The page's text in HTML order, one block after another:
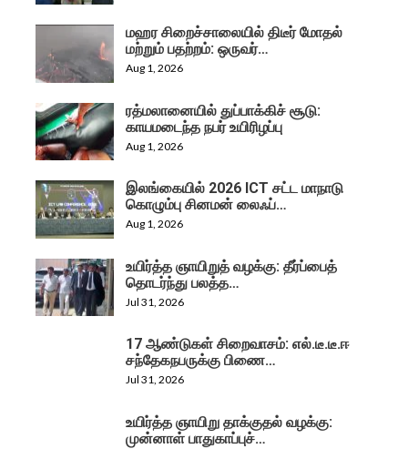
மஹர சிறைச்சாலையில் திடீர் மோதல்
மற்றும் பதற்றம்: ஒருவர்…
Aug 1, 2026
ரத்மலானையில் துப்பாக்கிச் சூடு:
காயமடைந்த நபர் உயிரிழப்பு
Aug 1, 2026
இலங்கையில் 2026 ICT சட்ட மாநாடு
கொழும்பு சினமன் லைஃப்…
Aug 1, 2026
உயிர்த்த ஞாயிறுத் வழக்கு: தீர்ப்பைத்
தொடர்ந்து பலத்த…
Jul 31, 2026
17 ஆண்டுகள் சிறைவாசம்: எல்.டீ.டீ.ஈ
சந்தேகநபருக்கு பிணை…
Jul 31, 2026
உயிர்த்த ஞாயிறு தாக்குதல் வழக்கு:
முன்னாள் பாதுகாப்புச்…